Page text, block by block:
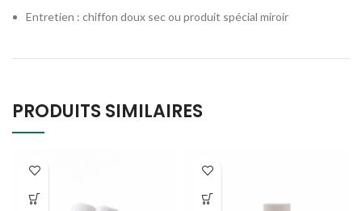
Entretien : chiffon doux sec ou produit spécial miroir
PRODUITS SIMILAIRES